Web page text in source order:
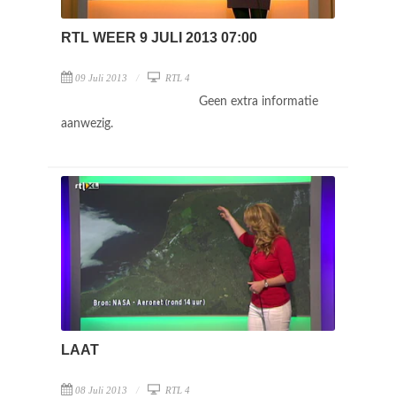
RTL WEER 9 JULI 2013 07:00
09 Juli 2013 RTL 4
Geen extra informatie
aanwezig.
LAAT
08 Juli 2013 RTL 4